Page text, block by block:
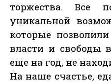
торжества. Все
уникальной
которые
власти и свободы
еще на год, не
На наше счастье,